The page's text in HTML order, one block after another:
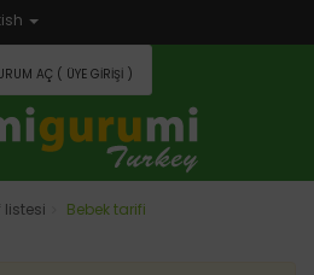
AÇ ( ÜYE GIRIŞI )
Bebek tarifi